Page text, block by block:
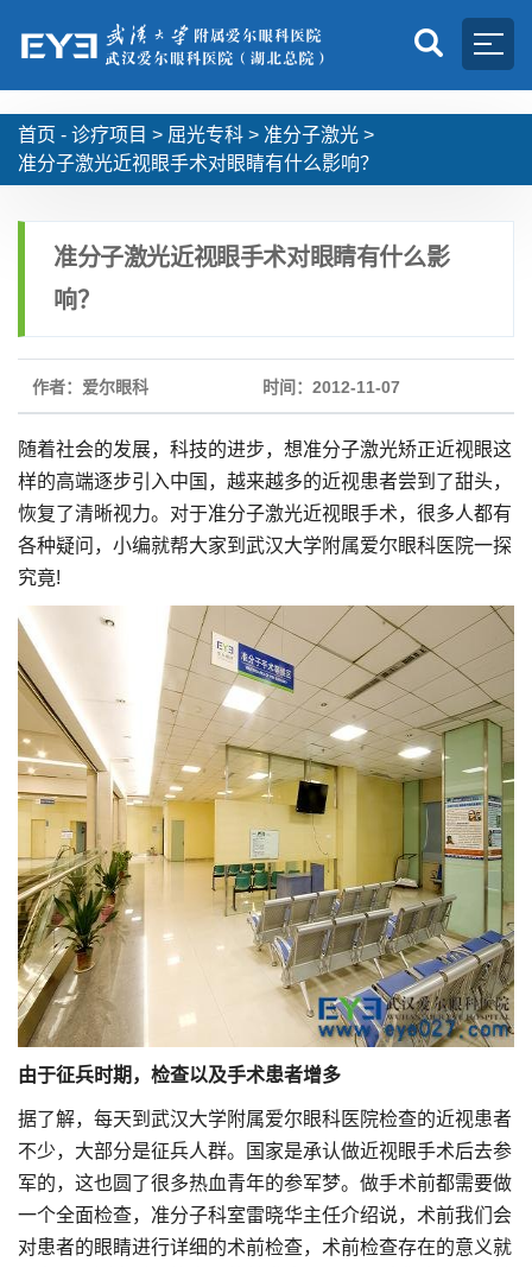
首页 - 诊疗项目 > 屈光专科 > 准分子激光 >
准分子激光近视眼手术对眼睛有什么影响？
准分子激光近视眼手术对眼睛有什么影
响？
作者：爱尔眼科 时间：2012-11-07
随着社会的发展，科技的进步，想准分子激光矫正近视眼这
样的高端逐步引入中国，越来越多的近视患者尝到了甜头，
恢复了清晰视力。对于准分子激光近视眼手术，很多人都有
各种疑问，小编就帮大家到武汉大学附属爱尔眼科医院一探
究竟!
由于征兵时期，检查以及手术患者增多
据了解，每天到武汉大学附属爱尔眼科医院检查的近视患者
不少，大部分是征兵人群。国家是承认做近视眼手术后去参
军的，这也圆了很多热血青年的参军梦。做手术前都需要做
一个全面检查，准分子科室雷晓华主任介绍说，术前我们会
对患者的眼睛进行详细的术前检查，术前检查存在的意义就